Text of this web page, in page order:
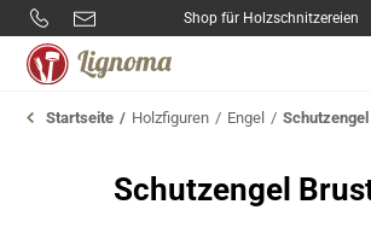
Shop für Holzschnitzereien
Startseite Holzfiguren Engel
Schutzengel